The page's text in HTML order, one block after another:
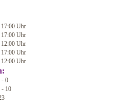
Uhr
Uhr
Uhr
Uhr
Uhr
- 0
- 10